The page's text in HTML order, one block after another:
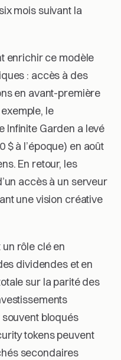
mois suivant la
enrichir ce modèle
: accès à des
en avant-première
le
Infinite Garden a levé
$ à l’époque) en août
En retour, les
accès à un serveur
une vision créative
rôle clé en
dividendes et en
sur la parité des
bloqués
tokens peuvent
secondaires